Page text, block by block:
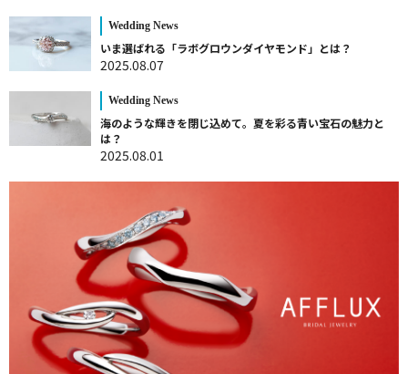
Wedding News
いま選ばれる「ラボグロウンダイヤモンド」とは？
2025.08.07
Wedding News
海のような輝きを閉じ込めて。夏を彩る青い宝石の魅力と
は？
2025.08.01